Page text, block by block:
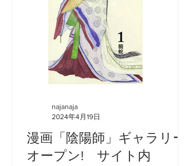
漫画「陰陽師」ギャラリー
オープン! サイト内
najanaja
2024年4月19日